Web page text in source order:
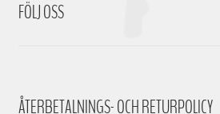
FÖLJ OSS
ÅTERBETALNINGS- OCH RETURPOLICY